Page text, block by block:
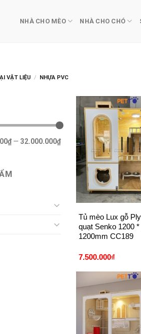
NHÀ CHO MÈO NHÀ CHO CHÓ
VẬT LIỆU / NHỰA PVC
— 32.000.000₫
+
Tủ mèo Lux gỗ
quạt Senko 1200
1200mm CC189
7.500.000₫